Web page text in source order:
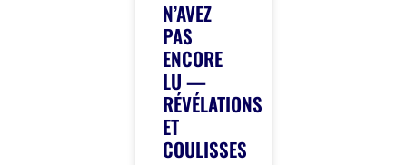
N’AVEZ
PAS
ENCORE
LU —
RÉVÉLATIONS
ET
COULISSES